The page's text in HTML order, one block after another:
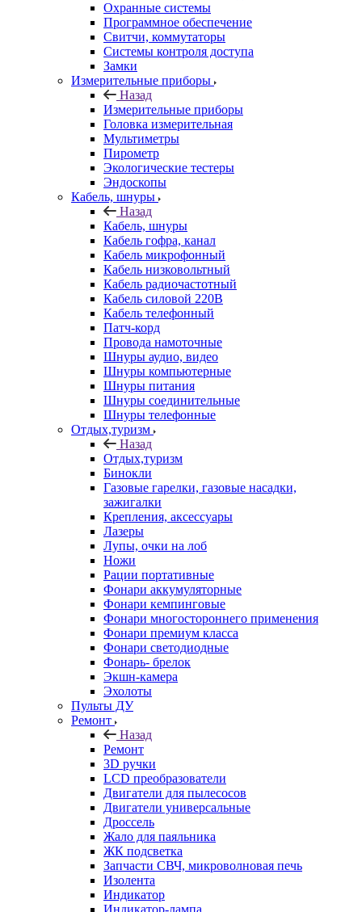
Охранные системы
Программное обеспечение
Свитчи, коммутаторы
Системы контроля доступа
Замки
Измерительные приборы
Назад
Измерительные приборы
Головка измерительная
Мультиметры
Пирометр
Экологические тестеры
Эндоскопы
Кабель, шнуры
Назад
Кабель, шнуры
Кабель гофра, канал
Кабель микрофонный
Кабель низковольтный
Кабель радиочастотный
Кабель силовой 220В
Кабель телефонный
Патч-корд
Провода намоточные
Шнуры аудио, видео
Шнуры компьютерные
Шнуры питания
Шнуры соединительные
Шнуры телефонные
Отдых,туризм
Назад
Отдых,туризм
Бинокли
Газовые гарелки, газовые насадки,
зажигалки
Крепления, аксессуары
Лазеры
Лупы, очки на лоб
Ножи
Рации портативные
Фонари аккумуляторные
Фонари кемпинговые
Фонари многостороннего применения
Фонари премиум класса
Фонари светодиодные
Фонарь- брелок
Экшн-камера
Эхолоты
Пульты ДУ
Ремонт
Назад
Ремонт
3D ручки
LCD преобразователи
Двигатели для пылесосов
Двигатели универсальные
Дроссель
Жало для паяльника
ЖК подсветка
Запчасти СВЧ, микроволновая печь
Изолента
Индикатор
Индикатор-лампа